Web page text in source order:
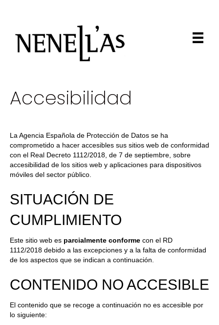
Accesibilidad
La Agencia Española de Protección de Datos se ha
comprometido a hacer accesibles sus sitios web de conformidad
con el Real Decreto 1112/2018, de 7 de septiembre, sobre
accesibilidad de los sitios web y aplicaciones para dispositivos
móviles del sector público.
SITUACIÓN DE
CUMPLIMIENTO
Este sitio web es parcialmente conforme con el RD
1112/2018 debido a las excepciones y a la falta de conformidad
de los aspectos que se indican a continuación.
CONTENIDO NO ACCESIBLE
El contenido que se recoge a continuación no es accesible por
lo siguiente: